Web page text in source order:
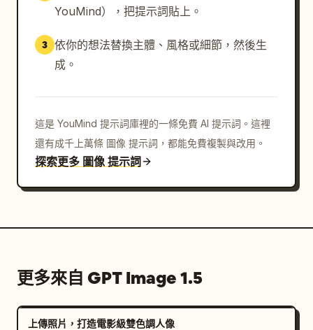
YouMind），把提示詞貼上。
3 依你的想法替換主體、風格或細節，然後生
成。
這是 YouMind 提示詞庫裡的一條免費 AI 提示詞。這裡
還有成千上萬條 圖像 提示詞，都能免費複製與改用。
探索更多 圖像 提示詞
更多來自 GPT Image 1.5
上傳照片，打造電影級雙色調人像